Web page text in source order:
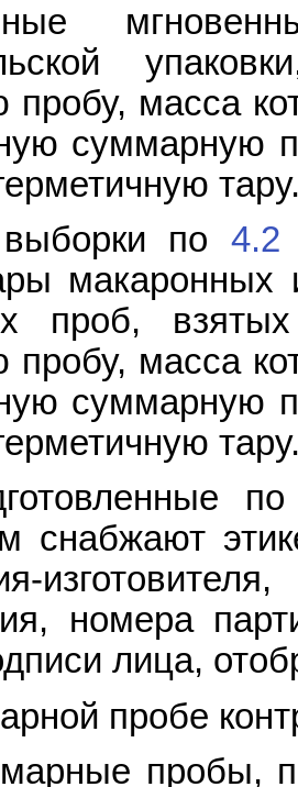
пробу, масса
суммарную
по 4.2
макаронных
проб,
пробу, масса
суммарную
снабжают
номера
лица,
пробе
пробы,